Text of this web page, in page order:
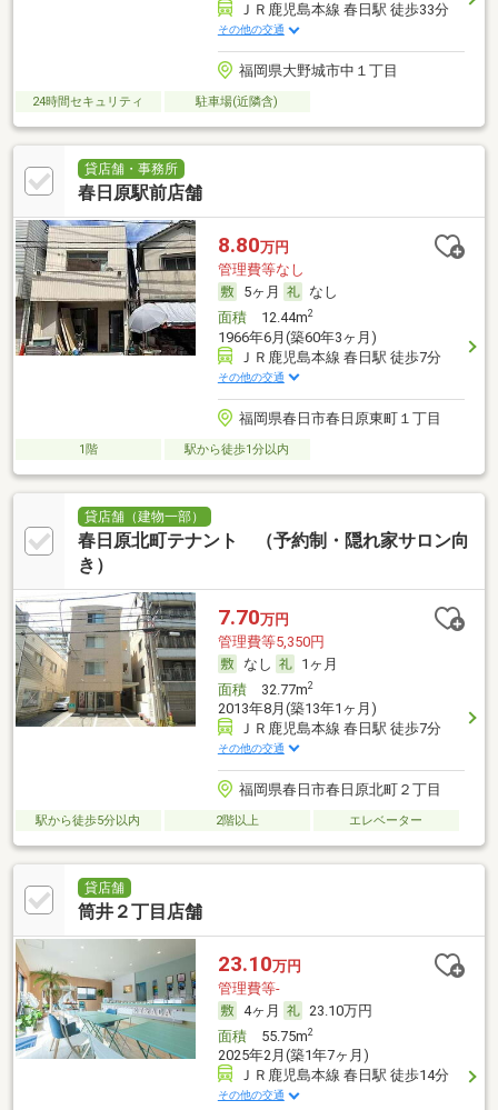
ＪＲ鹿児島本線 春日駅 徒歩33分
その他の交通
福岡県大野城市中１丁目
24時間セキュリティ 駐車場(近隣含)
貸店舗・事務所
春日原駅前店舗
8.80万円
管理費等なし
5ヶ月
なし
面積12.44m2
1966年6月(築60年3ヶ月)
ＪＲ鹿児島本線 春日駅 徒歩7分
その他の交通
福岡県春日市春日原東町１丁目
1階 駅から徒歩1分以内
貸店舗（建物一部）
春日原北町テナント （予約制・隠れ家サロン向
き）
7.70万円
管理費等5,350円
なし
1ヶ月
面積32.77m2
2013年8月(築13年1ヶ月)
ＪＲ鹿児島本線 春日駅 徒歩7分
その他の交通
福岡県春日市春日原北町２丁目
駅から徒歩5分以内 2階以上 エレベーター
貸店舗
筒井２丁目店舗
23.10万円
管理費等-
4ヶ月
23.10万円
面積55.75m2
2025年2月(築1年7ヶ月)
ＪＲ鹿児島本線 春日駅 徒歩14分
その他の交通